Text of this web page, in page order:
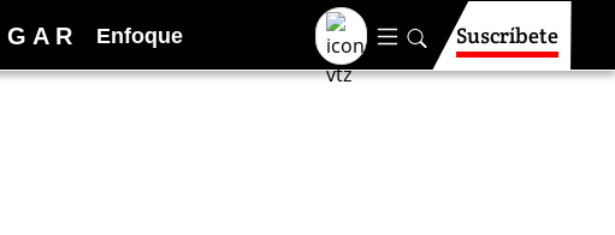
G A R Enfoque Suscríbete